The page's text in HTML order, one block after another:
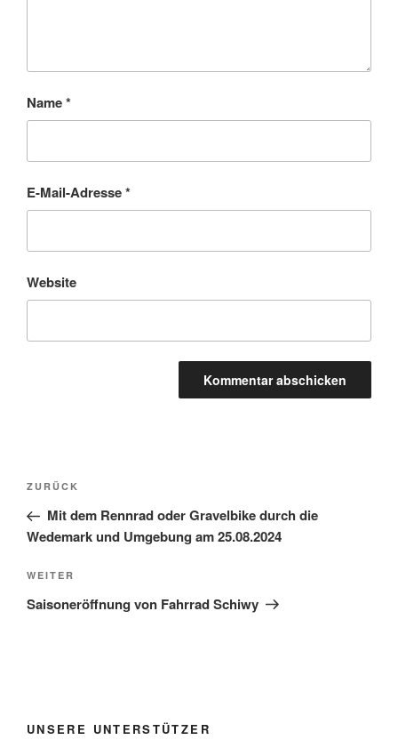
Name*
E-Mail-Adresse*
Website
Beitragsnavigation
Vorheriger
Beitrag
ZURÜCK
Mit dem Rennrad oder Gravelbike durch die
Wedemark und Umgebung am 25.08.2024
Nächster
Beitrag
WEITER
Saisoneröffnung von Fahrrad Schiwy
UNSERE UNTERSTÜTZER